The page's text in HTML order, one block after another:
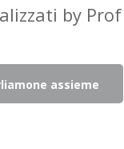
by
assieme